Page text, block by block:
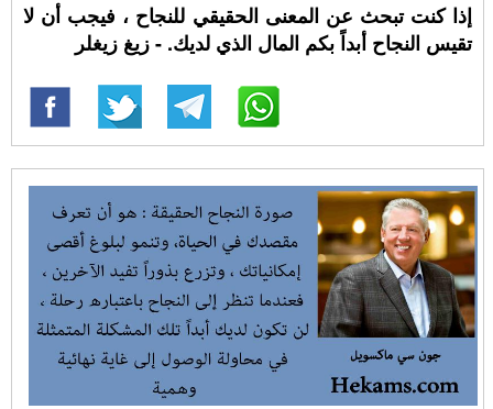
إذا كنت تبحث عن المعنى الحقيقي للنجاح ، فيجب أن لا
تقيس النجاح أبداً بكم المال الذي لديك. - زيغ زيغلر